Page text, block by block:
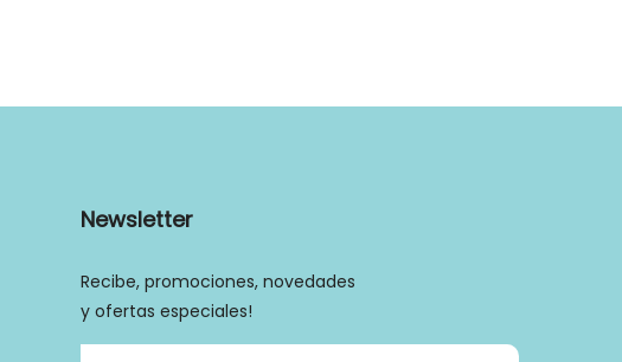
Newsletter
Recibe, promociones, novedades
y ofertas especiales!